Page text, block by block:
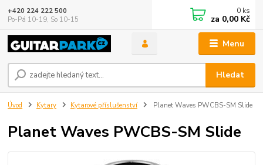
Menu
Hledat
+420 224 222 500
Po-Pá 10-19, So 10-15
0 ks
za 0,00 Kč
Úvod Kytary Kytarové příslušenství Planet Waves PWCBS-SM Slide
Planet Waves PWCBS-SM Slide